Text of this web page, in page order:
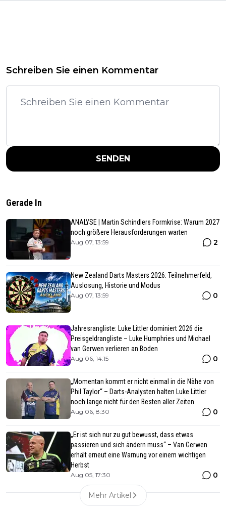
Schreiben Sie einen Kommentar
SENDEN
Gerade In
ANALYSE | Martin Schindlers Formkrise: Warum 2027
noch größere Herausforderungen warten
Aug 07, 13:59 2
New Zealand Darts Masters 2026: Teilnehmerfeld,
Auslosung, Historie und Modus
Aug 07, 13:59 0
Jahresrangliste: Luke Littler dominiert 2026 die
Preisgeldrangliste – Luke Humphries und Michael
van Gerwen verlieren an Boden
Aug 06, 14:15 0
„Momentan kommt er nicht einmal in die Nähe von
Phil Taylor“ – Darts-Analysten halten Luke Littler
noch lange nicht für den Besten aller Zeiten
Aug 06, 8:30 0
„Er ist sich nur zu gut bewusst, dass etwas
passieren und sich ändern muss“ – Van Gerwen
erhält erneut eine Warnung vor einem wichtigen
Herbst
Aug 05, 17:30 0
Mehr Artikel